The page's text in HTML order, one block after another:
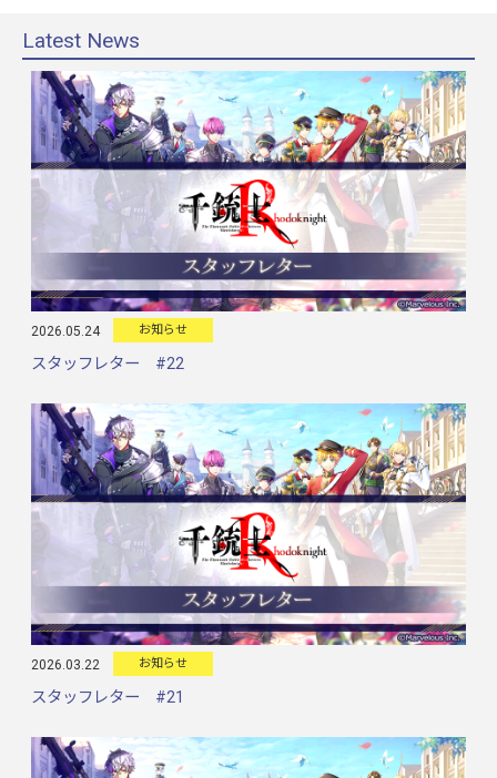
Latest News
2026.05.24 お知らせ
スタッフレター #22
2026.03.22 お知らせ
スタッフレター #21